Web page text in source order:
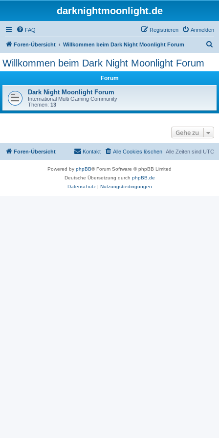
darknightmoonlight.de
FAQ Anmelden
Registrieren
Foren-Übersicht Willkommen beim Dark Night Moonlight Forum
Willkommen beim Dark Night Moonlight Forum
Forum
Dark Night Moonlight Forum
International Multi Gaming Community
Themen: 13
Gehe zu
Foren-Übersicht Alle Zeiten sind UTC
Alle Cookies löschen
Kontakt
Powered by phpBB® Forum Software © phpBB Limited
Deutsche Übersetzung durch phpBB.de
Datenschutz| Nutzungsbedingungen